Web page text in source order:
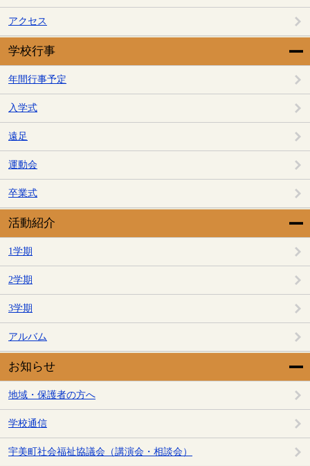
アクセス
学校行事
年間行事予定
入学式
遠足
運動会
卒業式
活動紹介
1学期
2学期
3学期
アルバム
お知らせ
地域・保護者の方へ
学校通信
宇美町社会福祉協議会（講演会・相談会）